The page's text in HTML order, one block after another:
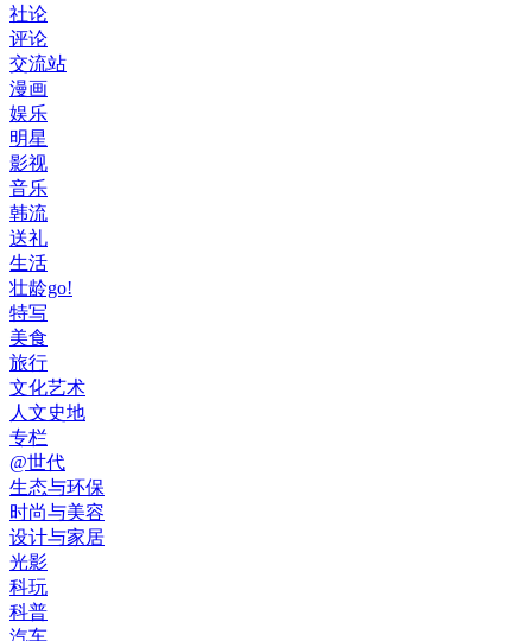
社论
评论
交流站
漫画
娱乐
明星
影视
音乐
韩流
送礼
生活
壮龄go!
特写
美食
旅行
文化艺术
人文史地
专栏
@世代
生态与环保
时尚与美容
设计与家居
光影
科玩
科普
汽车